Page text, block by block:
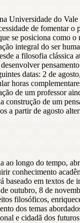
Universidade do
de fomentar
se posiciona como
integral do ser
a filosofia
datas: 2 de
horas
de um professor
construção de um
a partir de agosto
longo do tempo,
conhecimento
em textos
outubro, 8 de
filosóficos,
dos temas
e cidadã dos